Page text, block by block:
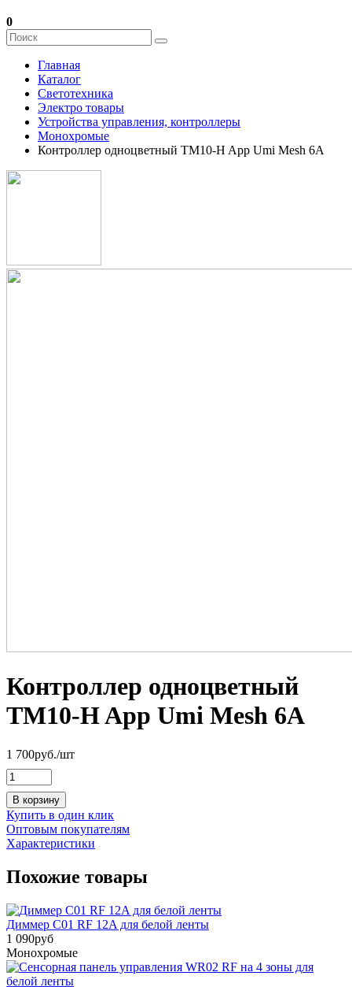
0
Главная
Каталог
Светотехника
Электро товары
Устройства управления, контроллеры
Монохромые
Контроллер одноцветный TM10-H App Umi Mesh 6А
Контроллер одноцветный
TM10-H App Umi Mesh 6А
1 700руб./шт
В корзину
Купить в один клик
Оптовым покупателям
Характеристики
Похожие товары
Диммер C01 RF 12A для белой ленты
1 090руб
Монохромые